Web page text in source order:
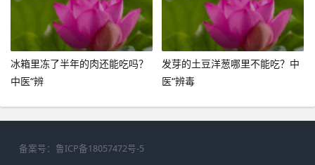
冰箱里冻了半年的肉还能吃吗？
中医“辨
发芽的土豆洋葱哪里不能吃？中
医“辨毒
备案号： 鲁ICP备18057472号-5